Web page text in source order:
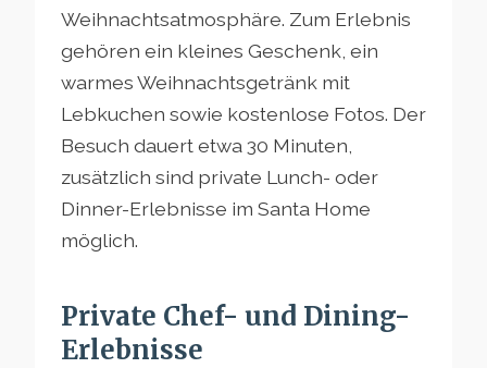
Weihnachtsatmosphäre. Zum Erlebnis
gehören ein kleines Geschenk, ein
warmes Weihnachtsgetränk mit
Lebkuchen sowie kostenlose Fotos. Der
Besuch dauert etwa 30 Minuten,
zusätzlich sind private Lunch- oder
Dinner-Erlebnisse im Santa Home
möglich.
Private Chef- und Dining-
Erlebnisse